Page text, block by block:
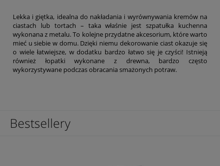
Lekka i giętka, idealna do nakładania i wyrównywania kremów na
ciastach lub tortach – taka właśnie jest szpatułka kuchenna
wykonana z metalu. To kolejne przydatne akcesorium, które warto
mieć u siebie w domu. Dzięki niemu dekorowanie ciast okazuje się
o wiele łatwiejsze, w dodatku bardzo łatwo się je czyści! Istnieją
również łopatki wykonane z drewna, bardzo często
wykorzystywane podczas obracania smażonych potraw.
Bestsellery